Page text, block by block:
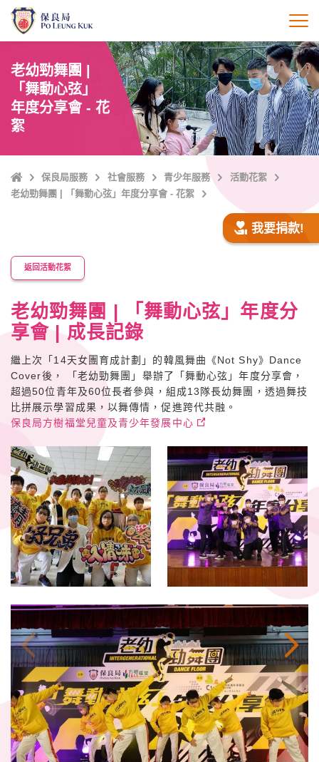
打
老幼勁舞團 |
「舞動心弦」
年度分享會 - 花
絮
主
頁
保良局服務 社會服務 青少年服務
活動花絮
老幼勁舞團 | 「舞動心弦」年度分享會 - 花絮
我要捐款!
返回活動花絮
老幼勁舞團 | 「舞動心弦」年度分
享會 | 成長記錄
繼上次「14天女團育成計劃」的韓風舞曲《Not Shy》Dance
Cover後， 「老幼勁舞團」舉辦了「舞動心弦」年度分享會，
超過50位青年及60位長者參與，組成13隊長幼舞團，透過舞技
比拼展示學習成果，以舞傳情，促進跨代共融。
保良局方樹福堂兒童及青少年發展中心